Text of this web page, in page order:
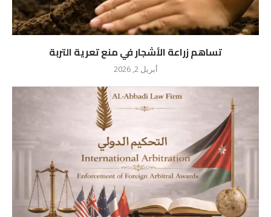
تساهم زراعة الأشجار في منع تعرية التربة
أبريل 2, 2026